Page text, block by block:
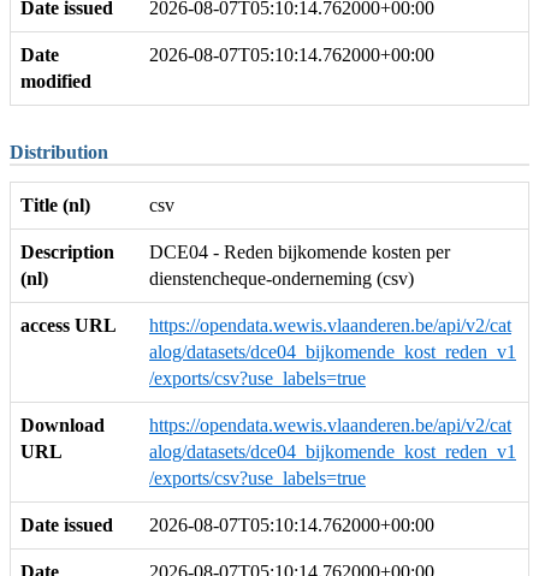
Date issued 2026-08-07T05:10:14.762000+00:00
Date
modified
2026-08-07T05:10:14.762000+00:00
Distribution
Title (nl) csv
Description
(nl)
DCE04 - Reden bijkomende kosten per
dienstencheque-onderneming (csv)
access URL
https://opendata.wewis.vlaanderen.be/api/v2/cat
alog/datasets/dce04_bijkomende_kost_reden_v1
/exports/csv?use_labels=true
Download
URL
https://opendata.wewis.vlaanderen.be/api/v2/cat
alog/datasets/dce04_bijkomende_kost_reden_v1
/exports/csv?use_labels=true
Date issued 2026-08-07T05:10:14.762000+00:00